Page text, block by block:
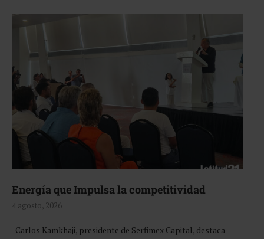
Energía que Impulsa la competitividad
4 agosto, 2026
Carlos Kamkhaji, presidente de Serfimex Capital, destaca